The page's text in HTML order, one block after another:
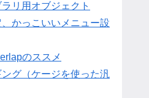
リ用オブジェクト
かっこいいメニュー設
のススメ
グ（ケージを使った汎